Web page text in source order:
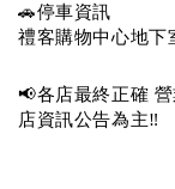
🚗停車資訊
禮客購物中心地下
📢各店最終正確
店資訊公告為主‼️